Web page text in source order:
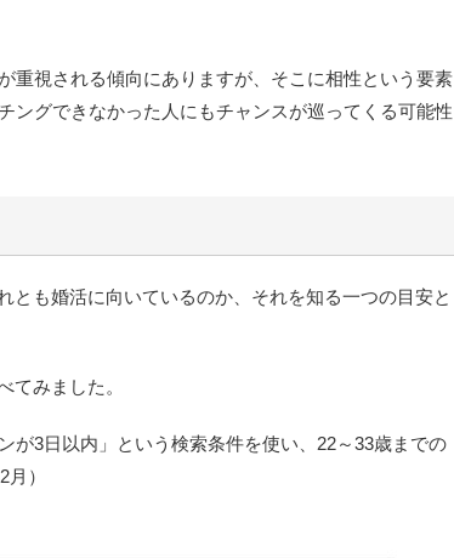
重視される傾向にありますが、そこに相性という要素
ングできなかった人にもチャンスが巡ってくる可能性
とも婚活に向いているのか、それを知る一つの目安と
てみました。
が3日以内」という検索条件を使い、22～33歳までの
）